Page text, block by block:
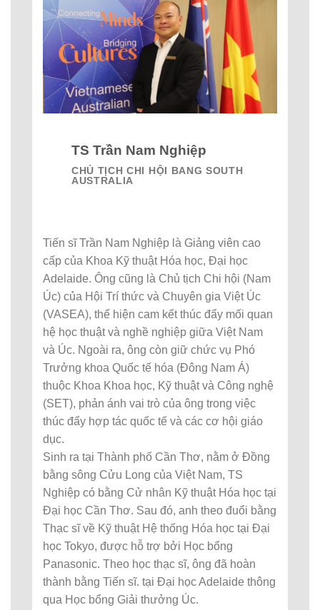
TS Trần Nam Nghiệp
CHỦ TỊCH CHI HỘI BANG SOUTH
AUSTRALIA
Tiến sĩ Trần Nam Nghiệp là Giảng viên cao
cấp của Khoa Kỹ thuật Hóa học, Đại học
Adelaide. Ông cũng là Chủ tịch Chi hội (Nam
Úc) của Hội Trí thức và Chuyên gia Việt Úc
(VASEA), thể hiện cam kết thúc đẩy mối quan
hệ học thuật và nghề nghiệp giữa Việt Nam
và Úc. Ngoài ra, ông còn giữ chức vụ Phó
Trưởng khoa Quốc tế hóa (Đông Nam Á)
thuộc Khoa Khoa học, Kỹ thuật và Công nghệ
(SET), phản ánh vai trò của ông trong việc
thúc đẩy hợp tác quốc tế và các cơ hội giáo
dục.
Sinh ra tại Thành phố Cần Thơ, nằm ở Đồng
bằng sông Cửu Long của Việt Nam, TS
Nghiệp có bằng Cử nhân Kỹ thuật Hóa học tại
Đại học Cần Thơ. Sau đó, anh theo đuổi bằng
Thạc sĩ về Kỹ thuật Hệ thống Hóa học tại Đại
học Tokyo, được hỗ trợ bởi Học bổng
Panasonic. Theo học thạc sĩ, ông đã hoàn
thành bằng Tiến sĩ. tại Đại học Adelaide thông
qua Học bổng Giải thưởng Úc.